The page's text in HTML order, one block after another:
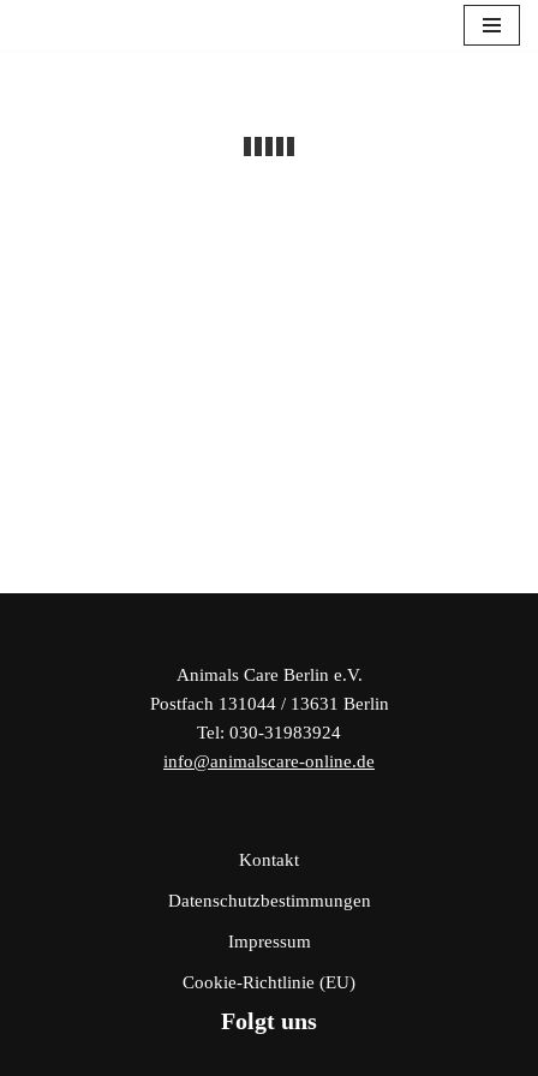
Animals Care Berlin e.V.
Postfach 131044 / 13631 Berlin
Tel: 030-31983924
info@animalscare-online.de
Kontakt
Datenschutzbestimmungen
Impressum
Cookie-Richtlinie (EU)
Folgt uns